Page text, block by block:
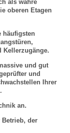
als wahre
oberen Etagen
häufigsten
Kellerzugänge.
und gut
und
Ihrer
an.
der